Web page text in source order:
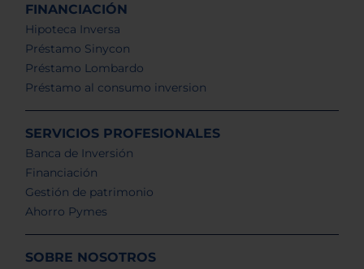
FINANCIACIÓN
Hipoteca Inversa
Préstamo Sinycon
Préstamo Lombardo
Préstamo al consumo inversion
SERVICIOS PROFESIONALES
Banca de Inversión
Financiación
Gestión de patrimonio
Ahorro Pymes
SOBRE NOSOTROS